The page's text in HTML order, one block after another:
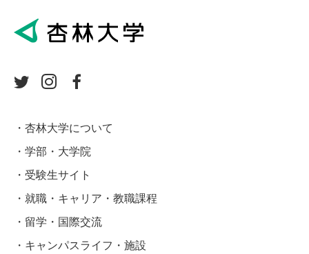
杏林大学について
学部・大学院
受験生サイト
就職・キャリア・教職課程
留学・国際交流
キャンパスライフ・施設